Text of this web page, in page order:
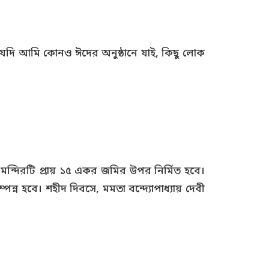
যদি আমি কোনও ঈদের অনুষ্ঠানে যাই, কিছু লোক
মন্দিরটি প্রায় ১৫ একর জমির উপর নির্মিত হবে।
হবে। শহীদ দিবসে, মমতা বন্দ্যোপাধ্যায় দেবী